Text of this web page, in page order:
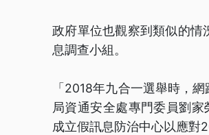
政府單位也觀察到類似的情
息調查小組。
「2018年九合一選舉時，
局資通安全處專門委員劉
成立假訊息防治中心以應對